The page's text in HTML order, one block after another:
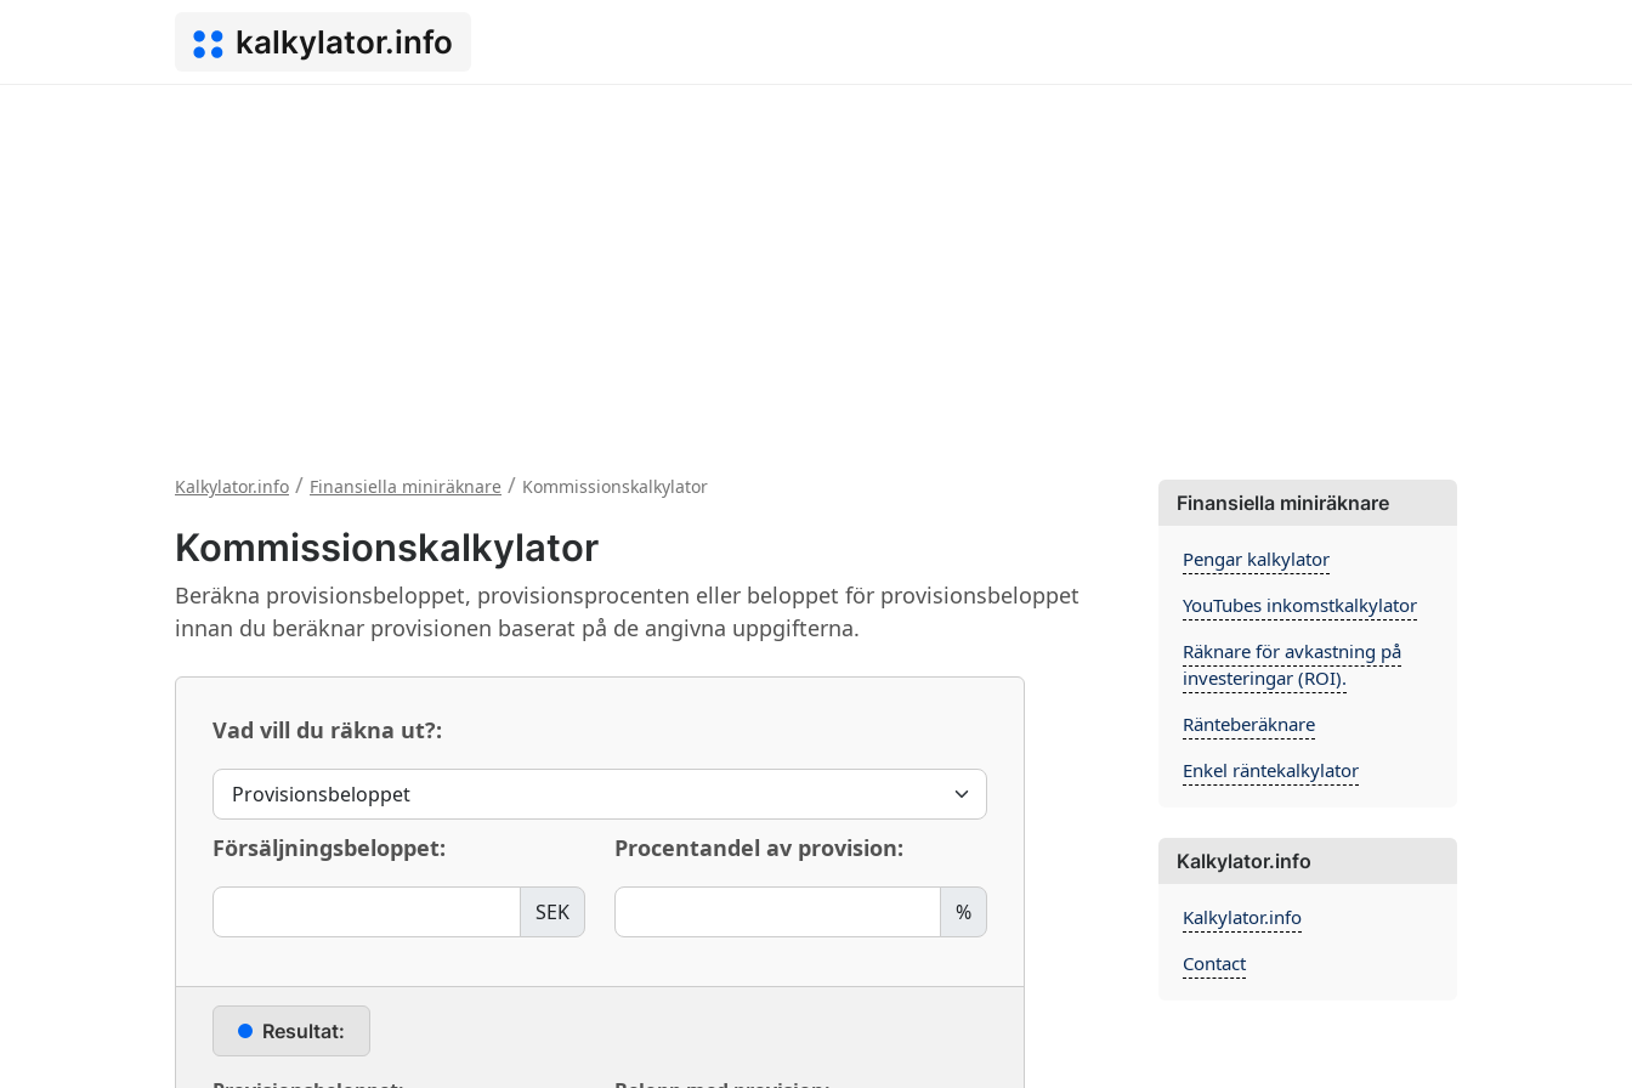
kalkylator.info
Kalkylator.info / Finansiella miniräknare / Kommissionskalkylator
Kommissionskalkylator
Beräkna provisionsbeloppet, provisionsprocenten eller beloppet för provisionsbeloppet
innan du beräknar provisionen baserat på de angivna uppgifterna.
Vad vill du räkna ut?:
Försäljningsbeloppet:
SEK
Procentandel av provision:
%
Resultat:
Finansiella miniräknare
Pengar kalkylator
YouTubes inkomstkalkylator
Räknare för avkastning på
investeringar (ROI).
Ränteberäknare
Enkel räntekalkylator
Kalkylator.info
Kalkylator.info
Contact